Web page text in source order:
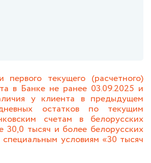
текущего (расчетного)
в Банке не ранее 03.09.2025 и
у клиента в предыдущем
остатков по текущим
счетам в белорусских
30,0 тысяч и более белорусских
специальным условиям «30 тысяч